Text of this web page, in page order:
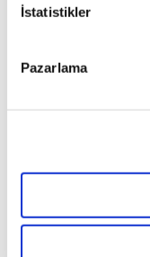
İstatistikler
Pazarlama
Model Yılı
Benzin
Kilometre